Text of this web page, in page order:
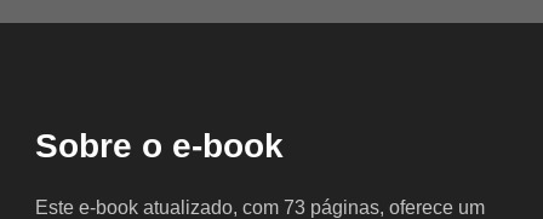
Sobre o e-book
Este e-book atualizado, com 73 páginas, oferece um